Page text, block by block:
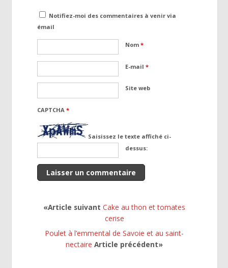
Notifiez-moi des commentaires à venir via
émail
Nom*
E-mail*
Site web
CAPTCHA*
Saisissez le texte affiché ci-
dessus:
«Article suivantCake au thon et tomates
cerise
Poulet à l’emmental de Savoie et au saint-
nectaire Article précédent»